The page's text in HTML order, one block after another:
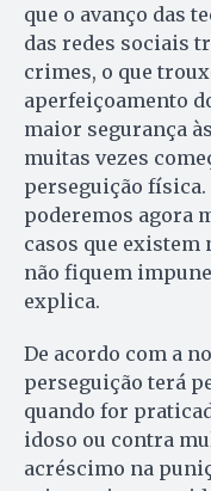
que o avanço das
das redes sociais
crimes, o que
aperfeiçoamento
maior segurança
muitas vezes
perseguição física.
poderemos agora
casos que
não fiquem
explica.
De acordo com a
perseguição terá
quando for
idoso ou contra
acréscimo na